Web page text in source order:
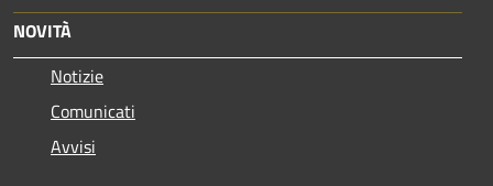
NOVITÀ
Notizie
Comunicati
Avvisi